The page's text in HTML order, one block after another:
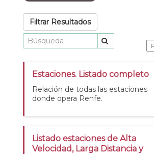
Filtrar Resultados
Estaciones. Listado completo
Relación de todas las estaciones
donde opera Renfe.
Listado estaciones de Alta
Velocidad, Larga Distancia y